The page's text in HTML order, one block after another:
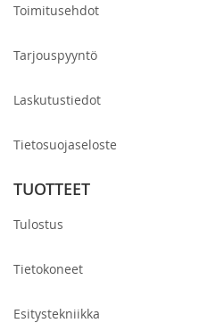
Toimitusehdot
Tarjouspyyntö
Laskutustiedot
Tietosuojaseloste
TUOTTEET
Tulostus
Tietokoneet
Esitystekniikka